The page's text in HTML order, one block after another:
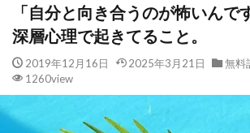
「自分と向き合うのが怖いんで
深層心理で起きてること。
2019年12月16日 2025年3月21日 無料
1260view